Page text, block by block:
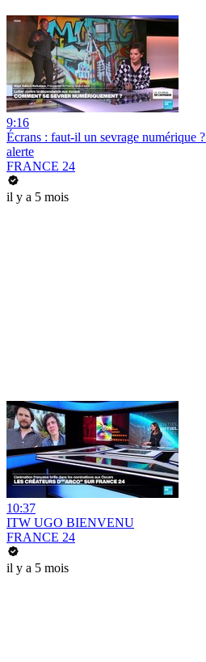
9:16
Écrans : faut-il un sevrage numérique
alerte
FRANCE 24
il y a 5 mois
10:37
ITW UGO BIENVENU
FRANCE 24
il y a 5 mois